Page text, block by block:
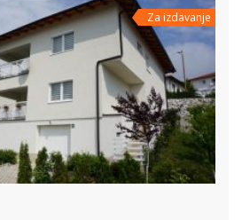
Za izdavanje